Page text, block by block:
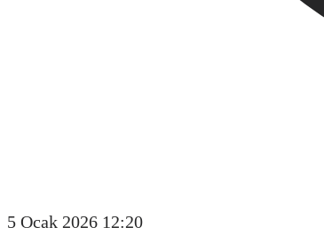
5 Ocak 2026 12:20